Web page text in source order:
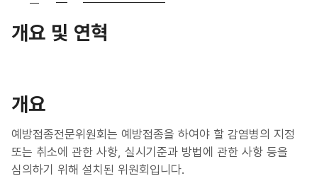
개요 및 연혁
개요
예방접종전문위원회는 예방접종을 하여야 할 감염병의 지정
또는 취소에 관한 사항, 실시기준과 방법에 관한 사항 등을
심의하기 위해 설치된 위원회입니다.